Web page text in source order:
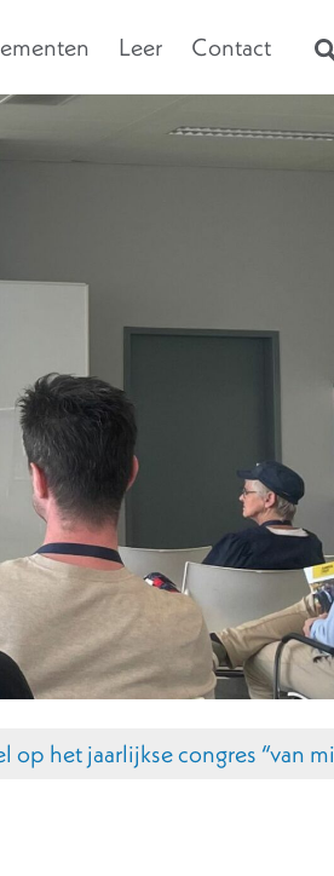
Leer Contact
het jaarlijkse congres “van